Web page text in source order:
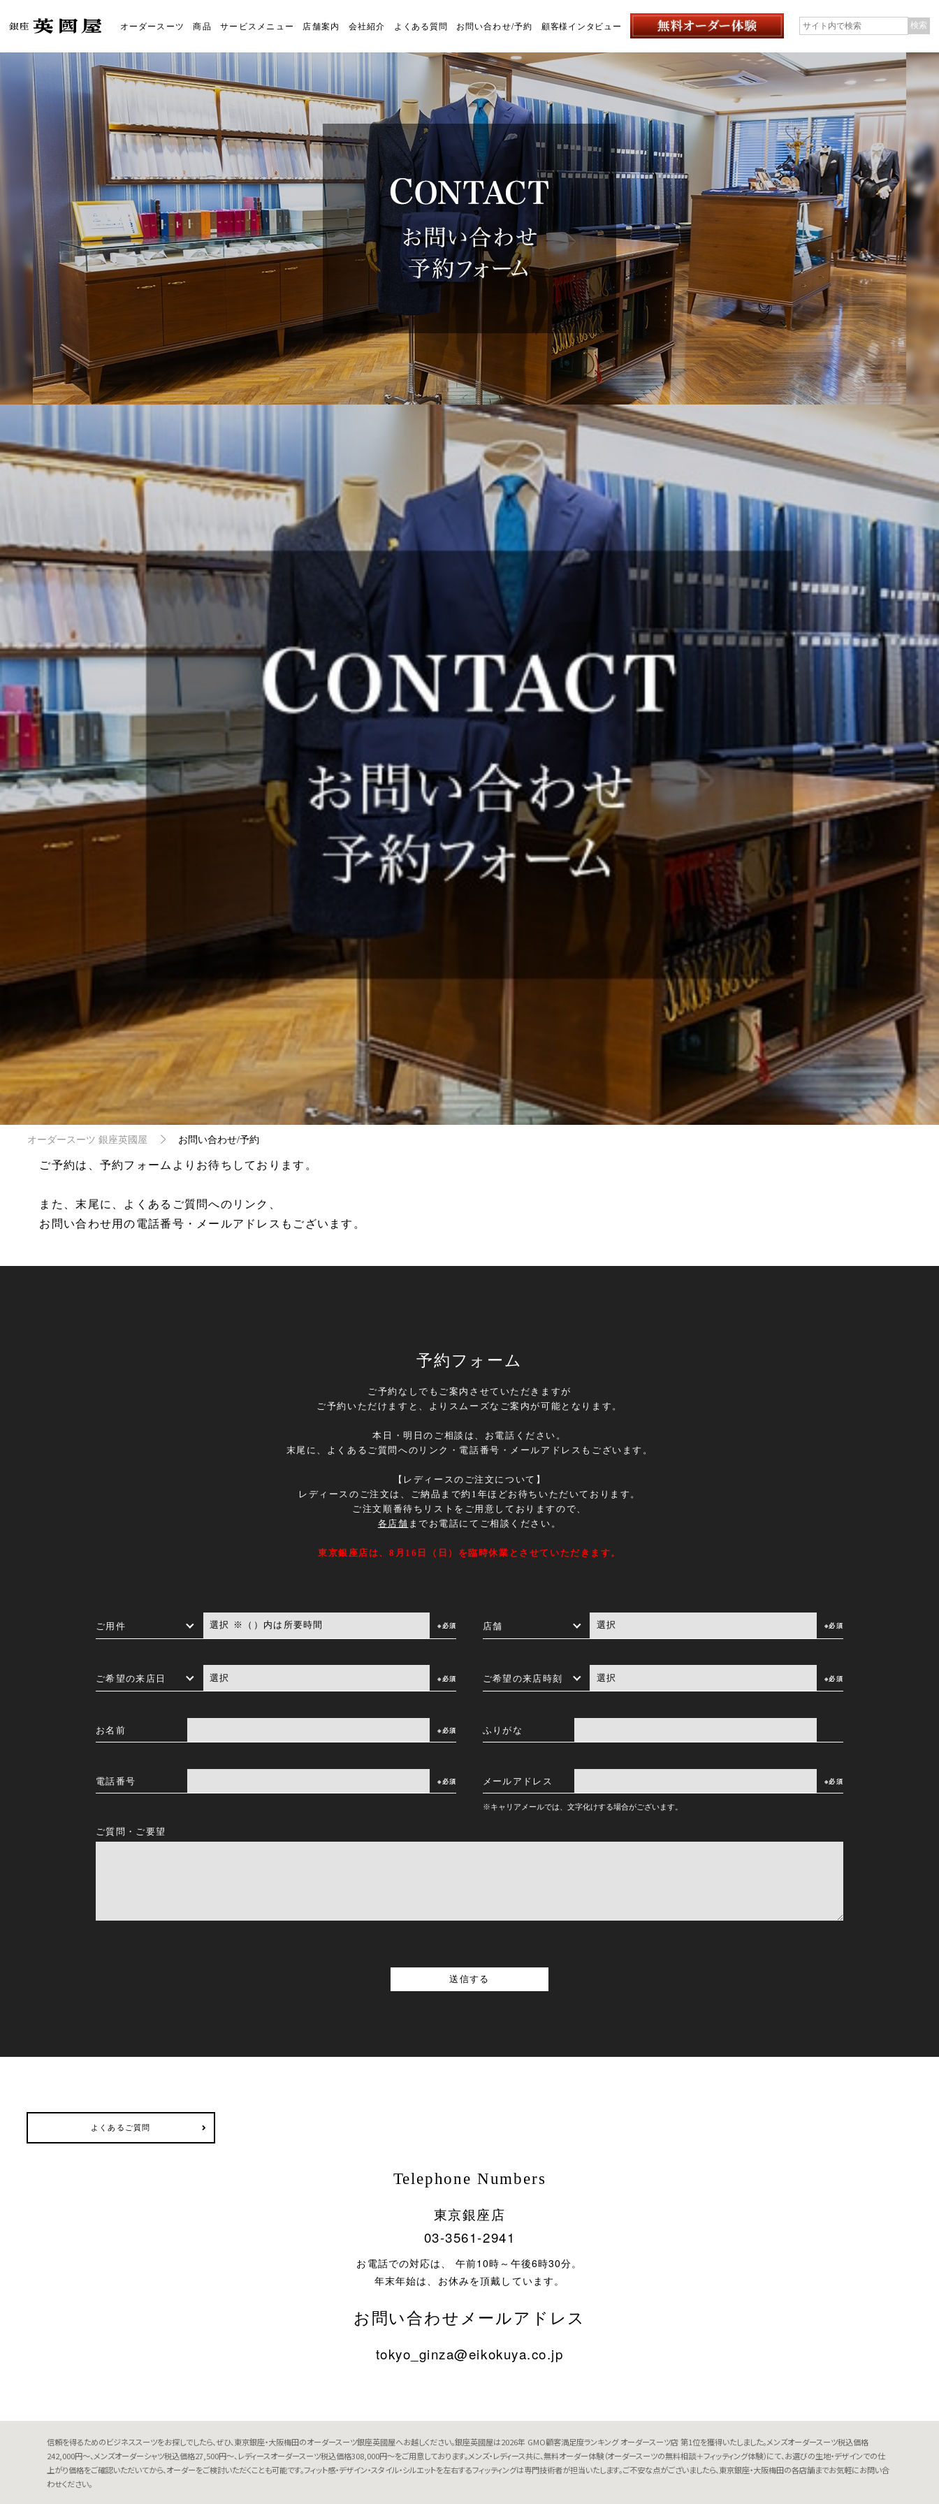
オーダースーツの銀座英國屋
オーダースーツ 商品 サービスメニュー 店舗案内 会社紹介 よくある質問 お問い合わせ/予約 顧客様インタビュー
オーダースーツ 銀座英國屋 お問い合わせ/予約
ご予約は、予約フォームよりお待ちしております。
また、末尾に、よくあるご質問へのリンク、
お問い合わせ用の電話番号・メールアドレスもございます。
よくあるご質問
Telephone Numbers
東京銀座店
03-3561-2941
お電話での対応は、 午前10時～午後6時30分。
年末年始は、お休みを頂戴しています。
お問い合わせメールアドレス
tokyo_ginza@eikokuya.co.jp
信頼を得るためのビジネススーツをお探しでしたら、ぜひ、東京銀座・大阪梅田のオーダースーツ銀座英國屋へお越しください。銀座英國屋は2026年 GMO顧客満足度ランキング オーダースーツ店 第1位を獲得いたしました。メンズオーダースーツ税込価格
242,000円～、メンズオーダーシャツ税込価格27,500円～、レディースオーダースーツ税込価格308,000円～をご用意しております。メンズ・レディース共に、無料オーダー体験（オーダースーツの無料相談＋フィッティング体験）にて、お選びの生地・デザインでの仕
上がり価格をご確認いただいてから、オーダーをご検討いただくことも可能です。フィット感・デザイン・スタイル・シルエットを左右するフィッティングは専門技術者が担当いたします。ご不安な点がございましたら、東京銀座・大阪梅田の各店舗までお気軽にお問い合
わせください。